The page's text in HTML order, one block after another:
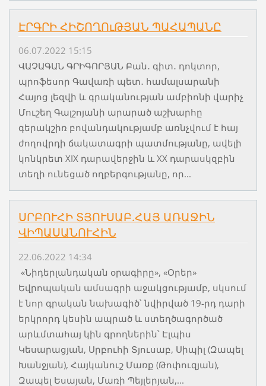
ԷՐԳՐԻ ՀԻՇՈՂՈւԹՅԱՆ ՊԱՀԱՊԱՆԸ
06.07.2022 15:15
ՎԱՉԱԳԱՆ ԳՐԻԳՈՐՅԱՆ Բան․ գիտ․ դոկտոր,
պրոֆեսոր Գավառի պետ․ համալսարանի
Հայոց լեզվի և գրականության ամբիոնի վարիչ
Մուշեղ Գալշոյանի արարած աշխարհը
գերակշիռ բովանդակությամբ առնչվում է հայ
ժողովրդի ճակատագրի պատմությանը, ավելի
կոնկրետ XIX դարավերջին և XX դարասկզբին
տեղի ունեցած ողբերգությանը, որ...
ՍՐԲՈՒՀԻ ՏՅՈՒՍԱԲ.ՀԱՅ ԱՌԱՋԻՆ
ՎԻՊԱՍԱՆՈՒՀԻՆ
22.06.2022 14:34
«Նիդերլանդական օրագիրը», «Օրեր»
Եվրոպական ամսագրի աջակցությամբ, սկսում
է նոր գրական նախագիծ՝ նվիրված 19-րդ դարի
երկրորդ կեսին ապրած և ստեղծագործած
արևմտահայ կին գրողներին՝ Էլպիս
Կեսարացյան, Սրբուհի Տյուսաբ, Սիպիլ (Զապել
Խանջյան), Հայկանուշ Մառք (Թոփուզյան),
Զապել Եսայան, Մառի Պեյլերյան,...